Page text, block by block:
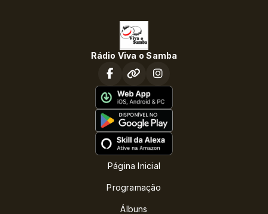
Rádio Viva o Samba
Página Inicial
Programação
Álbuns